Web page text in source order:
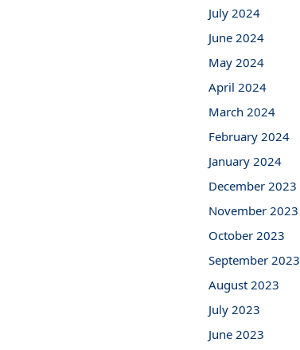
July 2024
June 2024
May 2024
April 2024
March 2024
February 2024
January 2024
December 2023
November 2023
October 2023
September 2023
August 2023
July 2023
June 2023